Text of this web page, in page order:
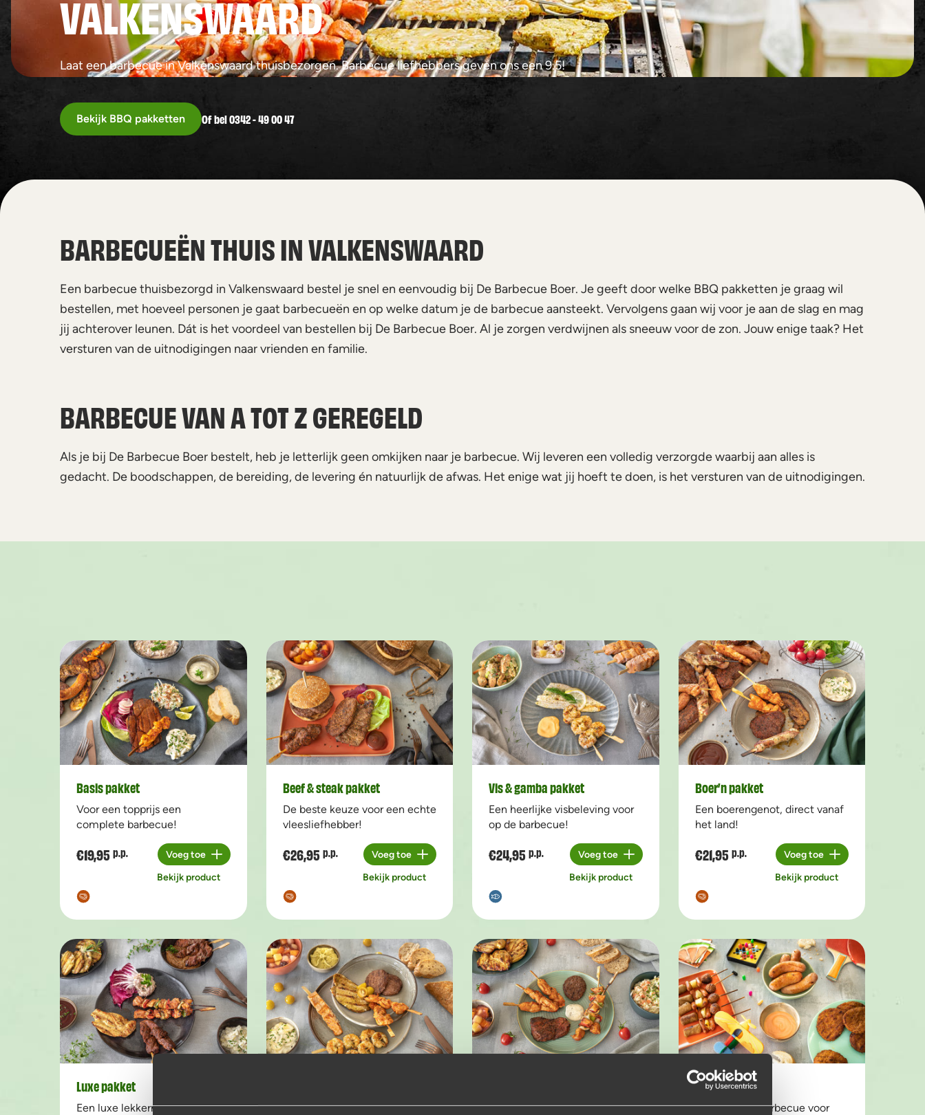
VALKENSWAARD
Laat een barbecue in Valkenswaard thuisbezorgen. Barbecue liefhebbers geven ons een 9.5!
Bekijk BBQ pakketten Of bel 0342 - 49 00 47
BARBECUEËN THUIS IN VALKENSWAARD
Een barbecue thuisbezorgd in Valkenswaard bestel je snel en eenvoudig bij De Barbecue Boer. Je geeft door welke BBQ pakketten je graag wil
bestellen, met hoeveel personen je gaat barbecueën en op welke datum je de barbecue aansteekt. Vervolgens gaan wij voor je aan de slag en mag
jij achterover leunen. Dát is het voordeel van bestellen bij De Barbecue Boer. Al je zorgen verdwijnen als sneeuw voor de zon. Jouw enige taak? Het
versturen van de uitnodigingen naar vrienden en familie.
BARBECUE VAN A TOT Z GEREGELD
Als je bij De Barbecue Boer bestelt, heb je letterlijk geen omkijken naar je barbecue. Wij leveren een volledig verzorgde waarbij aan alles is
gedacht. De boodschappen, de bereiding, de levering én natuurlijk de afwas. Het enige wat jij hoeft te doen, is het versturen van de uitnodigingen.
Basis pakket
Voor een topprijs een
complete barbecue!
€19,95 p.p.
Aantal
Voeg toe
Bekijk product
Beef & steak pakket
De beste keuze voor een echte
vleesliefhebber!
€26,95 p.p.
Aantal
Voeg toe
Bekijk product
Vis & gamba pakket
Een heerlijke visbeleving voor
op de barbecue!
€24,95 p.p.
Aantal
Voeg toe
Bekijk product
Boer’n pakket
Een boerengenot, direct vanaf
het land!
€21,95 p.p.
Aantal
Voeg toe
Bekijk product
Luxe pakket
Een luxe lekkernij voor een
Een combinatie van 's werelds
Geniet van een halalbarbecue
Kinder pakket
De lekkerste barbecue voor